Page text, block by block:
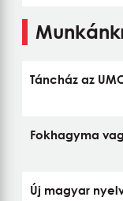
Táncház az
Fokhagyma
Új magyar